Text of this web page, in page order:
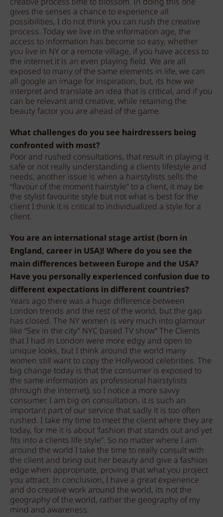
gives the senses a chance to experience all
possibilities, I do not think you can rush the creative
process. Today we live in the information age, the
access to information has become so easy, whether
you live in NY or a remote village, if you have access to
the internet it is an even playing field. We are all
exposed to many of the same elements in life, we can
all google an image for inspiration, but, its how we
interpret and translate an idea that is critical, and if you
can be relevant and creative, while retaining the
beauty factor you are ahead of the game.
What challenges do you see hairdressers being
confronted with most?
Poor and rushed consultations, that result in playing it
safe or not really understanding a clients lifestyle and
needs, another issue is when a hairstylists sells the
“flavour of the moment hairstyle” to a client, it may be
the stylist favourite style but not what is best for the
client I think it is critical to individualized a style for a
client.
You are an international stage artist (born in
England, career in USA)! Where do you see the
main differences between Europe and the USA?
Have you personally experienced confusion due to
different expectations in different countries?
Years ago there was a huge difference between
London trends and the rest of the world, but the gap
has closed. The NY women is very much into glamour
like “Sex in the city” NYC based TV show“ The Clients
that I had in London were more edgy and open to
unique looks, but I think around the world many
women still want to copy the Hollywood celebrities. The
big change today is that the consumer is exposed to
the same information as professional hairstylists
(through the internet), so I notice a more savvy
consumer. I am big on consultation, it is such an
important part of our service that sadly it is too often
rushed. I take my time to meet the client where they are
today, for me it is about ‘fashion that stands out and yet
fits into a clients life style”. So no matter where I am
around the world I take the time to really consult with
the client and bring out her beauty and give a fashion
edge when appropriate, proving that what you project
you attract. In conclusion, I have a great experience
and do creative work around the world, its not the
geography of the world, rather the geography of my
mind and awareness.